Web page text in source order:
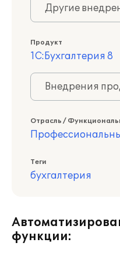
Другие
Продукт
1С:Бухгалтерия 8
Внедрения
Отрасль /
Теги
бухгалтерия
функции: